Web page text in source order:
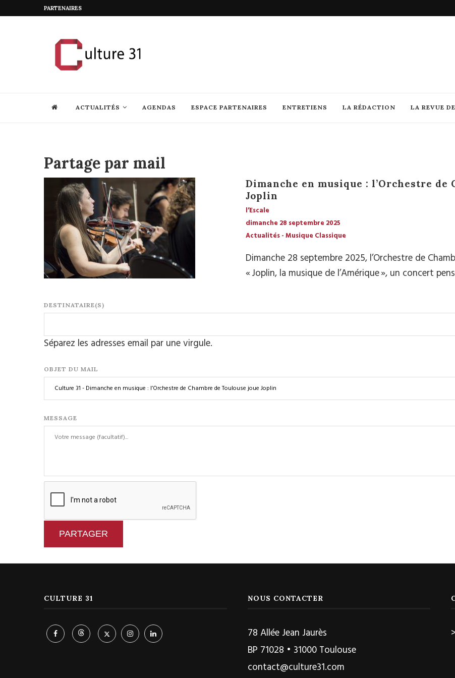
PARTENAIRES
ACTUALITÉS AGENDAS ESPACE PARTENAIRES ENTRETIENS LA RÉDACTION LA REVUE
Partage par mail
Dimanche en musique : l’Orchestre de
Joplin
l’Escale
dimanche 28 septembre 2025
Actualités-Musique Classique
Dimanche 28 septembre 2025, l’Orchestre de
« Joplin, la musique de l’Amérique », un concert
DESTINATAIRE(S)
Séparez les adresses email par une virgule.
OBJET DU MAIL
MESSAGE
PARTAGER
CULTURE 31 NOUS CONTACTER
78 Allée Jean Jaurès
BP 71028 • 31000 Toulouse
contact@culture31.com